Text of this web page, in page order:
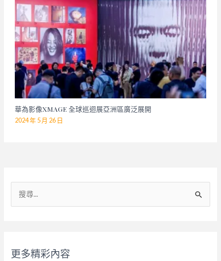
華為影像XMAGE 全球巡迴展亞洲區廣泛展開
2024 年 5 月 26 日
更多精彩內容